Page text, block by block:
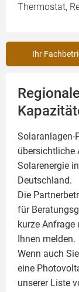
Thermostat,
Ihr
Solaranlagen-
übersichtliche
Solarenergie
Deutschland.
Die
für
kurze Anfrage
Ihnen melden.
Wenn auch
eine
unserer Liste